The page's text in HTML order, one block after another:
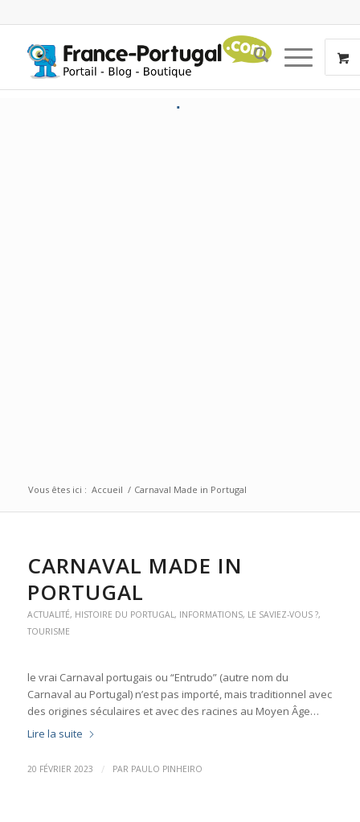
Vous êtes ici : Accueil / Carnaval Made in Portugal
CARNAVAL MADE IN
PORTUGAL
ACTUALITÉ, HISTOIRE DU PORTUGAL, INFORMATIONS, LE SAVIEZ-VOUS ?,
TOURISME
le vrai Carnaval portugais ou “Entrudo” (autre nom du
Carnaval au Portugal) n’est pas importé, mais traditionnel avec
des origines séculaires et avec des racines au Moyen Âge…
Lire la suite
20 FÉVRIER 2023 / PAR PAULO PINHEIRO